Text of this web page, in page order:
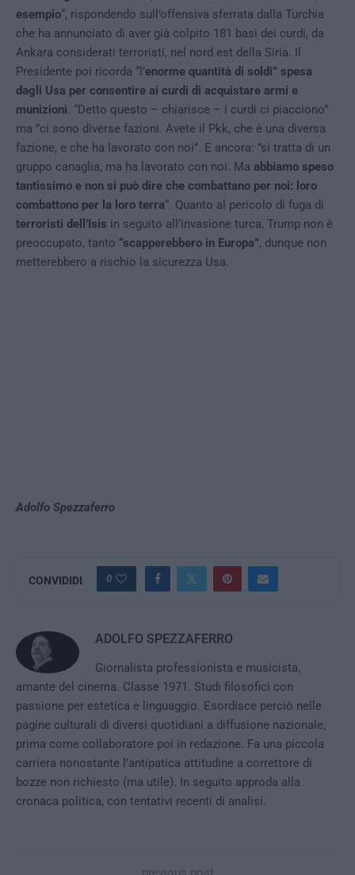
esempio“, rispondendo sull’offensiva sferrata dalla Turchia
che ha annunciato di aver già colpito 181 basi dei curdi, da
Ankara considerati terroristi, nel nord est della Siria. Il
Presidente poi ricorda “l’enorme quantità di soldi” spesa
dagli Usa per consentire ai curdi di acquistare armi e
munizioni. “Detto questo – chiarisce – i curdi ci piacciono”
ma ”ci sono diverse fazioni. Avete il Pkk, che è una diversa
fazione, e che ha lavorato con noi”. E ancora: ”si tratta di un
gruppo canaglia, ma ha lavorato con noi. Ma abbiamo speso
tantissimo e non si può dire che combattano per noi: loro
combattono per la loro terra“. Quanto al pericolo di fuga di
terroristi dell’Isis in seguito all’invasione turca, Trump non è
preoccupato, tanto “scapperebbero in Europa”, dunque non
metterebbero a rischio la sicurezza Usa.
Adolfo Spezzaferro
CONVIDIDI 0
ADOLFO SPEZZAFERRO
Giornalista professionista e musicista,
amante del cinema. Classe 1971. Studi filosofici con
passione per estetica e linguaggio. Esordisce perciò nelle
pagine culturali di diversi quotidiani a diffusione nazionale,
prima come collaboratore poi in redazione. Fa una piccola
carriera nonostante l’antipatica attitudine a correttore di
bozze non richiesto (ma utile). In seguito approda alla
cronaca politica, con tentativi recenti di analisi.